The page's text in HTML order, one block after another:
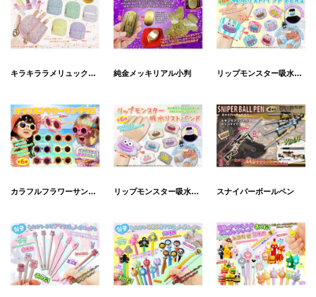
キラキララメリュックスターKH 純金メッキリアル小判 リップモンスター吸水リストバンドVER2
カラフルフラワーサングラス リップモンスター吸水リストバンド スナイパーボールペン